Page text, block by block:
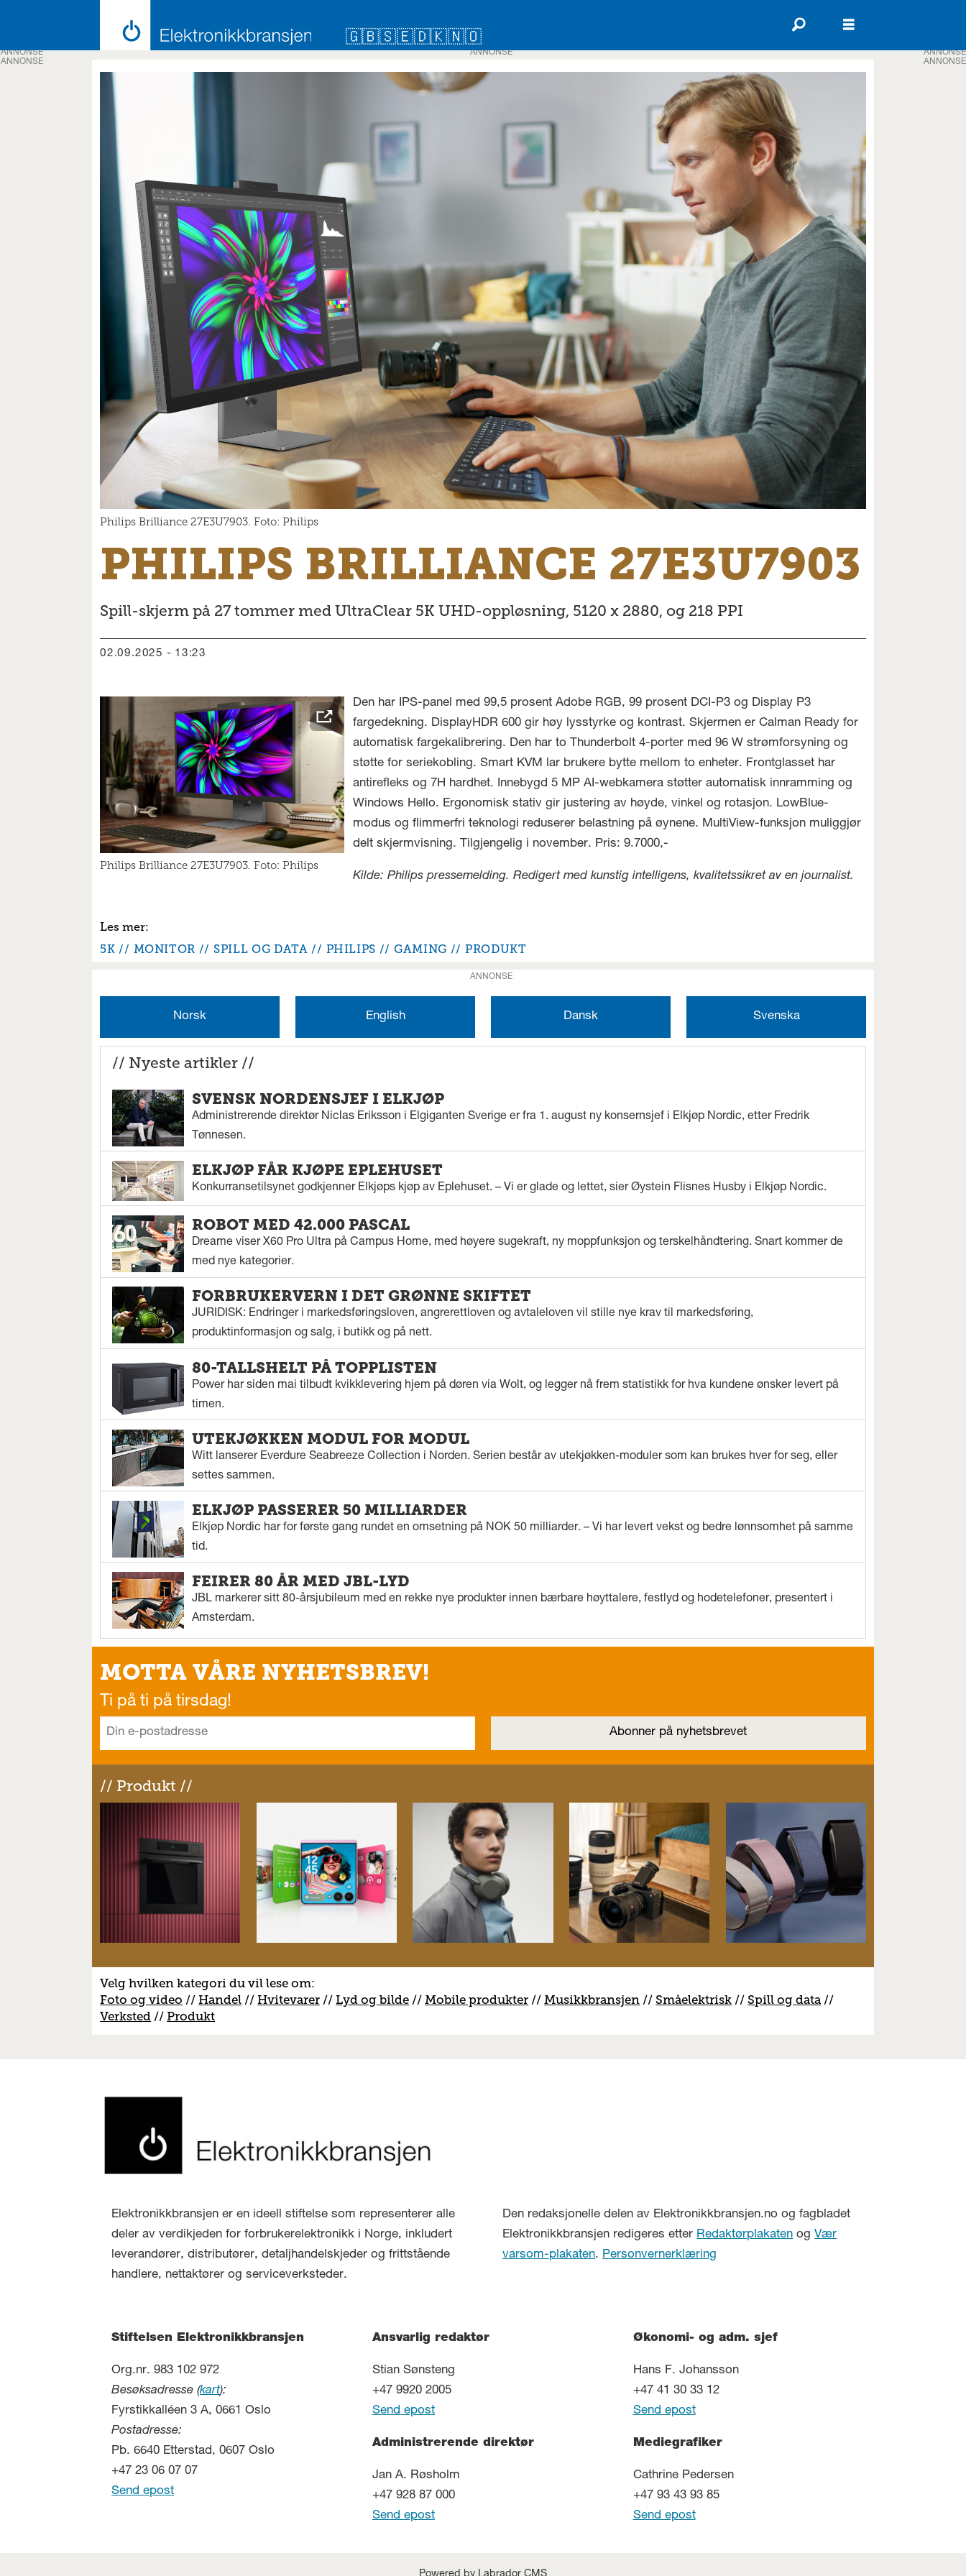
🇬🇧🇸🇪🇩🇰🇳🇴
ANNONSE
Philips Brilliance 27E3U7903. Foto: Philips
PHILIPS BRILLIANCE 27E3U7903
Spill-skjerm på 27 tommer med UltraClear 5K UHD-oppløsning, 5120 x 2880, og 218 PPI
02.09.2025 - 13:23
Philips Brilliance 27E3U7903. Foto: Philips
Den har IPS-panel med 99,5 prosent Adobe RGB, 99 prosent DCI-P3 og Display P3
fargedekning. DisplayHDR 600 gir høy lysstyrke og kontrast. Skjermen er Calman Ready for
automatisk fargekalibrering. Den har to Thunderbolt 4-porter med 96 W strømforsyning og
støtte for seriekobling. Smart KVM lar brukere bytte mellom to enheter. Frontglasset har
antirefleks og 7H hardhet. Innebygd 5 MP AI-webkamera støtter automatisk innramming og
Windows Hello. Ergonomisk stativ gir justering av høyde, vinkel og rotasjon. LowBlue-
modus og flimmerfri teknologi reduserer belastning på øynene. MultiView-funksjon muliggjør
delt skjermvisning. Tilgjengelig i november. Pris: 9.7000,-
Kilde: Philips pressemelding. Redigert med kunstig intelligens, kvalitetssikret av en journalist.
5K MONITOR SPILL OG DATA PHILIPS GAMING PRODUKT
ANNONSE
Norsk English Dansk Svenska
// Nyeste artikler //
SVENSK NORDENSJEF I ELKJØP
Administrerende direktør Niclas Eriksson i Elgiganten Sverige er fra 1. august ny konsernsjef i Elkjøp Nordic, etter Fredrik
Tønnesen.
ELKJØP FÅR KJØPE EPLEHUSET
Konkurransetilsynet godkjenner Elkjøps kjøp av Eplehuset. – Vi er glade og lettet, sier Øystein Flisnes Husby i Elkjøp Nordic.
ROBOT MED 42.000 PASCAL
Dreame viser X60 Pro Ultra på Campus Home, med høyere sugekraft, ny moppfunksjon og terskelhåndtering. Snart kommer de
med nye kategorier.
FORBRUKERVERN I DET GRØNNE SKIFTET
JURIDISK: Endringer i markedsføringsloven, angrerettloven og avtaleloven vil stille nye krav til markedsføring,
produktinformasjon og salg, i butikk og på nett.
80-TALLSHELT PÅ TOPPLISTEN
Power har siden mai tilbudt kvikklevering hjem på døren via Wolt, og legger nå frem statistikk for hva kundene ønsker levert på
timen.
UTEKJØKKEN MODUL FOR MODUL
Witt lanserer Everdure Seabreeze Collection i Norden. Serien består av utekjøkken-moduler som kan brukes hver for seg, eller
settes sammen.
ELKJØP PASSERER 50 MILLIARDER
Elkjøp Nordic har for første gang rundet en omsetning på NOK 50 milliarder. – Vi har levert vekst og bedre lønnsomhet på samme
tid.
FEIRER 80 ÅR MED JBL-LYD
JBL markerer sitt 80-årsjubileum med en rekke nye produkter innen bærbare høyttalere, festlyd og hodetelefoner, presentert i
Amsterdam.
MOTTA VÅRE NYHETSBREV!
Ti på ti på tirsdag!
// Produkt //
Velg hvilken kategori du vil lese om:
Foto og video //Handel //Hvitevarer // Lyd og bilde //Mobile produkter //Musikkbransjen // Småelektrisk // Spill og data //
Verksted //Produkt
ANNONSE
ANNONSE
ANNONSE
ANNONSE
Elektronikkbransjen er en ideell stiftelse som representerer alle
deler av verdikjeden for forbrukerelektronikk i Norge, inkludert
leverandører, distributører, detaljhandelskjeder og frittstående
handlere, nettaktører og serviceverksteder.
Den redaksjonelle delen av Elektronikkbransjen.no og fagbladet
Elektronikkbransjen redigeres etter Redaktørplakaten ogVær
varsom-plakaten. Personvernerklæring
Stiftelsen Elektronikkbransjen
Org.nr. 983 102 972
Besøksadresse (kart):
Fyrstikkalléen 3 A, 0661 Oslo
Postadresse:
Pb. 6640 Etterstad, 0607 Oslo
+47 23 06 07 07
Send epost
Ansvarlig redaktør
Stian Sønsteng
+47 9920 2005
Send epost
Administrerende direktør
Jan A. Røsholm
+47 928 87 000
Send epost
Økonomi- og adm. sjef
Hans F. Johansson
+47 41 30 33 12
Send epost
Mediegrafiker
Cathrine Pedersen
+47 93 43 93 85
Send epost